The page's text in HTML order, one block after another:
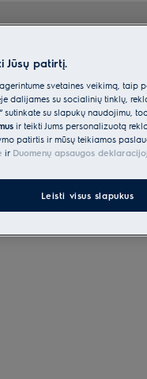
kad pirkimo
pristatymas
ramūs, mes viskuo
Jūsų patirtį.
svetainės veikimą, taip
dalijamės su socialinių tinklų,
sutinkate su slapukų naudojimu,
ir teikti Jums personalizuotą
patirtis ir mūsų teikiamos
ir Duomenų apsaugos
Leisti visus slapukus